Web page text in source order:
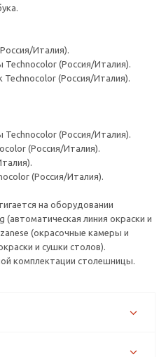
Италия).
(Россия/Италия).
(Россия/Италия).
(Россия/Италия).
(Россия/Италия).
(Россия/Италия).
на оборудовании
(автоматическая линия окраски и
(окрасочные камеры и
и сушки столов).
комплектации столешницы.